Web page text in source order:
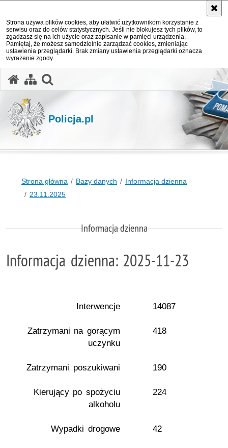
Strona używa plików cookies, aby ułatwić użytkownikom korzystanie z
serwisu oraz do celów statystycznych. Jeśli nie blokujesz tych plików, to
zgadzasz się na ich użycie oraz zapisanie w pamięci urządzenia.
Pamiętaj, że możesz samodzielnie zarządzać cookies, zmieniając
ustawienia przeglądarki. Brak zmiany ustawienia przeglądarki oznacza
wyrażenie zgody.
Policja.pl
Strona główna Bazy danych
Informacja dzienna
23.11.2025
Informacja dzienna
Informacja dzienna: 2025-11-23
Interwencje 14087
Zatrzymani na gorącym
uczynku
418
Zatrzymani poszukiwani 190
Kierujący po spożyciu
alkoholu
224
Wypadki drogowe 42